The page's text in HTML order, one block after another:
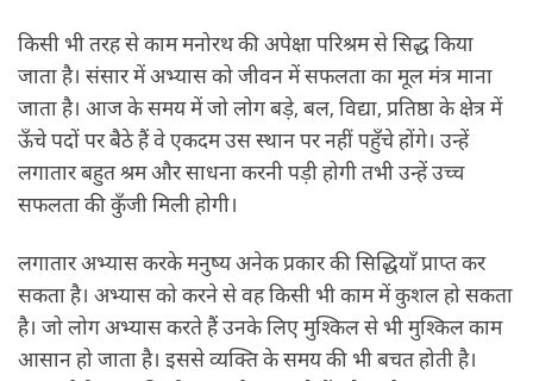
किसी भी तरह से काम मनोरथ की अपेक्षा परिश्रम से सिद्ध किया
जाता है। संसार में अभ्यास को जीवन में सफलता का मूल मंत्र माना
जाता है। आज के समय में जो लोग बड़े, बल, विद्या, प्रतिष्ठा के क्षेत्र में
ऊँचे पदों पर बैठे हैं वे एकदम उस स्थान पर नहीं पहुँचे होंगे। उन्हें
लगातार बहुत श्रम और साधना करनी पड़ी होगी तभी उन्हें उच्च
सफलता की कुँजी मिली होगी।
लगातार अभ्यास करके मनुष्य अनेक प्रकार की सिद्धियाँ प्राप्त कर
सकता है। अभ्यास को करने से वह किसी भी काम में कुशल हो सकता
है। जो लोग अभ्यास करते हैं उनके लिए मुश्किल से भी मुश्किल काम
आसान हो जाता है। इससे व्यक्ति के समय की भी बचत होती है।